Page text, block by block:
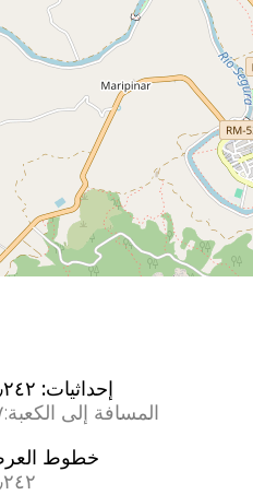
إحداثيات:
المسافة إلى الكعبة:
خطوط